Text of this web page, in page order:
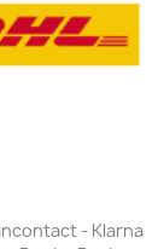
- Klarna